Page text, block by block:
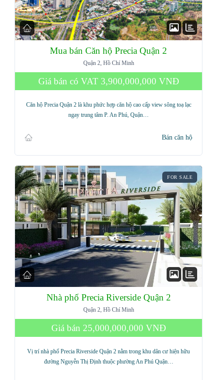
Mua bán Căn hộ Precia Quận 2
Quận 2, Hồ Chí Minh
Giá bán có VAT 3,900,000,000 VNĐ
Căn hộ Precia Quận 2 là khu phức hợp căn hộ cao cấp view sông toạ lạc
ngay trung tâm P. An Phú, Quận…
Bán căn hộ
FOR SALE
Nhà phố Precia Riverside Quận 2
Quận 2, Hồ Chí Minh
Giá bán 25,000,000,000 VNĐ
Vị trí nhà phố Precia Riverside Quận 2 nằm trong khu dân cư hiện hữu
đường Nguyễn Thị Định thuộc phường An Phú Quận…